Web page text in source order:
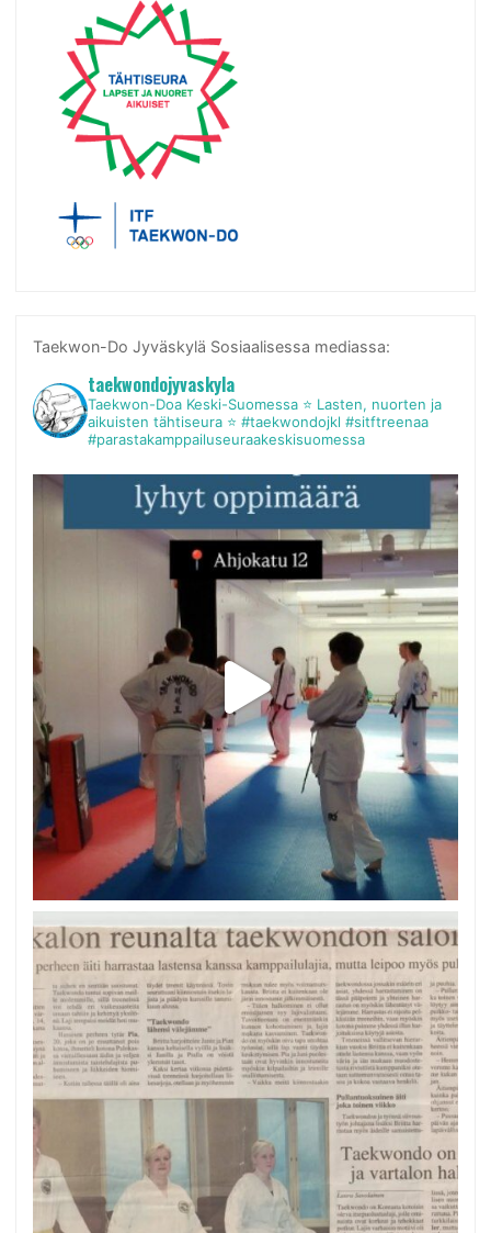
Taekwon-Do Jyväskylä Sosiaalisessa mediassa:
taekwondojyvaskyla
Taekwon-Doa Keski-Suomessa⭐ Lasten, nuorten ja
aikuisten tähtiseura ⭐ #taekwondojkl #sitftreenaa
#parastakamppailuseuraakeskisuomessa